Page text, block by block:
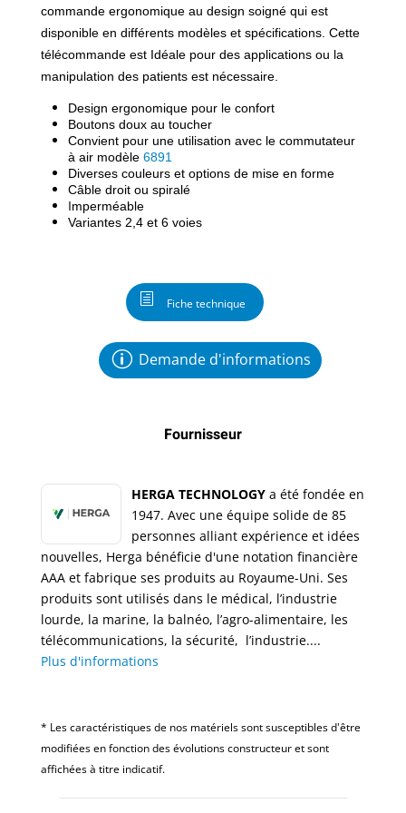
commande ergonomique au design soigné qui est
disponible en différents modèles et spécifications. Cette
télécommande est Idéale pour des applications ou la
manipulation des patients est nécessaire.
Design ergonomique pour le confort
Boutons doux au toucher
Convient pour une utilisation avec le commutateur
à air modèle 6891
Diverses couleurs et options de mise en forme
Câble droit ou spiralé
Imperméable
Variantes 2,4 et 6 voies
Fiche technique
Demande d'informations
Fournisseur
HERGA TECHNOLOGY a été fondée en
1947. Avec une équipe solide de 85
personnes alliant expérience et idées
nouvelles, Herga bénéficie d'une notation financière
AAA et fabrique ses produits au Royaume-Uni. Ses
produits sont utilisés dans le médical, l’industrie
lourde, la marine, la balnéo, l’agro-alimentaire, les
télécommunications, la sécurité, l’industrie....
Plus d'informations
* Les caractéristiques de nos matériels sont susceptibles d'être
modifiées en fonction des évolutions constructeur et sont
affichées à titre indicatif.